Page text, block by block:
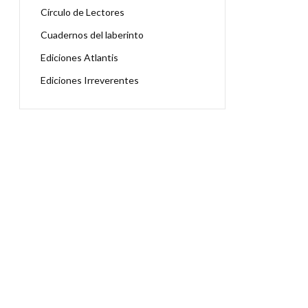
Círculo de Lectores
Cuadernos del laberinto
Ediciones Atlantis
Ediciones Irreverentes